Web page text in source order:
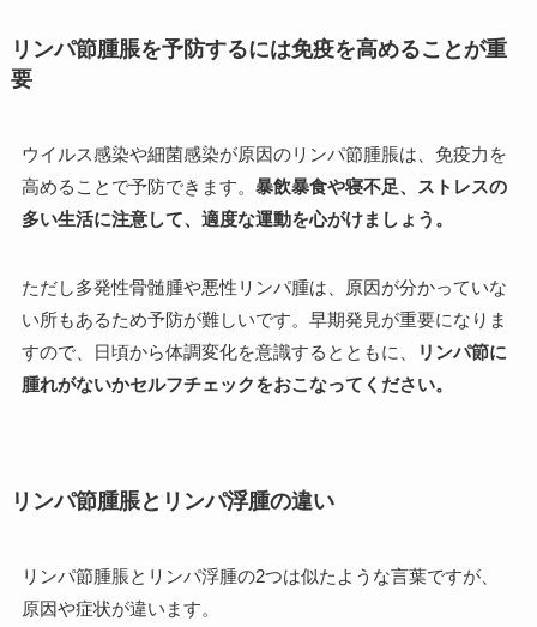
リンパ節腫脹を予防するには免疫を高めることが重
要
ウイルス感染や細菌感染が原因のリンパ節腫脹は、免疫力を
高めることで予防できます。 暴飲暴食や寝不足、ストレスの
多い生活に注意して、適度な運動を心がけましょう。
ただし多発性骨髄腫や悪性リンパ腫は、原因が分かっていな
い所もあるため予防が難しいです。早期発見が重要になりま
すので、日頃から体調変化を意識するとともに、
リンパ節に
腫れがないかセルフチェックをおこなってください。
リンパ節腫脹とリンパ浮腫の違い
リンパ節腫脹とリンパ浮腫の2つは似たような言葉ですが、
原因や症状が違います。